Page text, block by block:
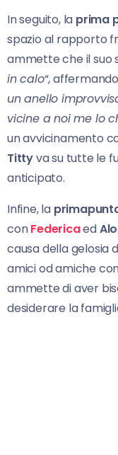
In seguito, la prima
spazio al rapporto
ammette che il suo
in calo“,
un anello
vicine a noi me lo
un avvicinamento
Tittyva su tutte le
anticipato.
Infine, la
conFedericaed
causa della gelosia
amici od amiche
ammette di aver
desiderare la